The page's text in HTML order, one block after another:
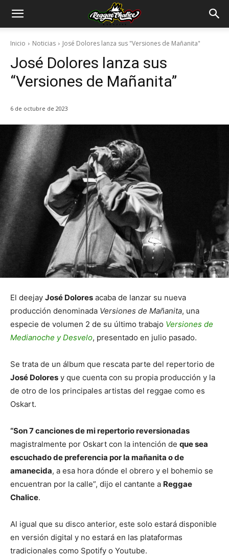
Inicio Noticias José Dolores lanza sus "Versiones de Mañanita"
José Dolores lanza sus
“Versiones de Mañanita”
6 de octubre de 2023
El deejay José Dolores acaba de lanzar su nueva
producción denominada Versiones de Mañanita, una
especie de volumen 2 de su último trabajo Versiones de
Medianoche y Desvelo, presentado en julio pasado.
Se trata de un álbum que rescata parte del repertorio de
José Dolores y que cuenta con su propia producción y la
de otro de los principales artistas del reggae como es
Oskart.
“Son 7 canciones de mi repertorio reversionadas
magistralmente por Oskart con la intención de que sea
escuchado de preferencia por la mañanita o de
amanecida, a esa hora dónde el obrero y el bohemio se
encuentran por la calle”, dijo el cantante a Reggae
Chalice.
Al igual que su disco anterior, este solo estará disponible
en versión digital y no estará en las plataformas
tradicionales como Spotify o Youtube.